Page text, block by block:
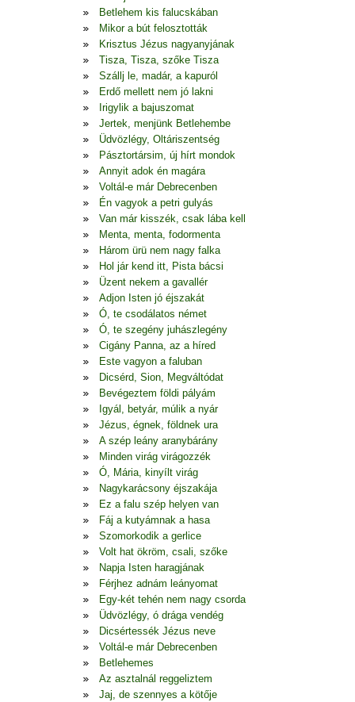
Betlehem kis falucskában
Mikor a bút felosztották
Krisztus Jézus nagyanyjának
Tisza, Tisza, szőke Tisza
Szállj le, madár, a kapuról
Erdő mellett nem jó lakni
Irigylik a bajuszomat
Jertek, menjünk Betlehembe
Üdvözlégy, Oltáriszentség
Pásztortársim, új hírt mondok
Annyit adok én magára
Voltál-e már Debrecenben
Én vagyok a petri gulyás
Van már kisszék, csak lába kell
Menta, menta, fodormenta
Három ürü nem nagy falka
Hol jár kend itt, Pista bácsi
Üzent nekem a gavallér
Adjon Isten jó éjszakát
Ó, te csodálatos német
Ó, te szegény juhászlegény
Cigány Panna, az a híred
Este vagyon a faluban
Dicsérd, Sion, Megváltódat
Bevégeztem földi pályám
Igyál, betyár, múlik a nyár
Jézus, égnek, földnek ura
A szép leány aranybárány
Minden virág virágozzék
Ó, Mária, kinyílt virág
Nagykarácsony éjszakája
Ez a falu szép helyen van
Fáj a kutyámnak a hasa
Szomorkodik a gerlice
Volt hat ökröm, csali, szőke
Napja Isten haragjának
Férjhez adnám leányomat
Egy-két tehén nem nagy csorda
Üdvözlégy, ó drága vendég
Dicsértessék Jézus neve
Voltál-e már Debrecenben
Betlehemes
Az asztalnál reggeliztem
Jaj, de szennyes a kötője